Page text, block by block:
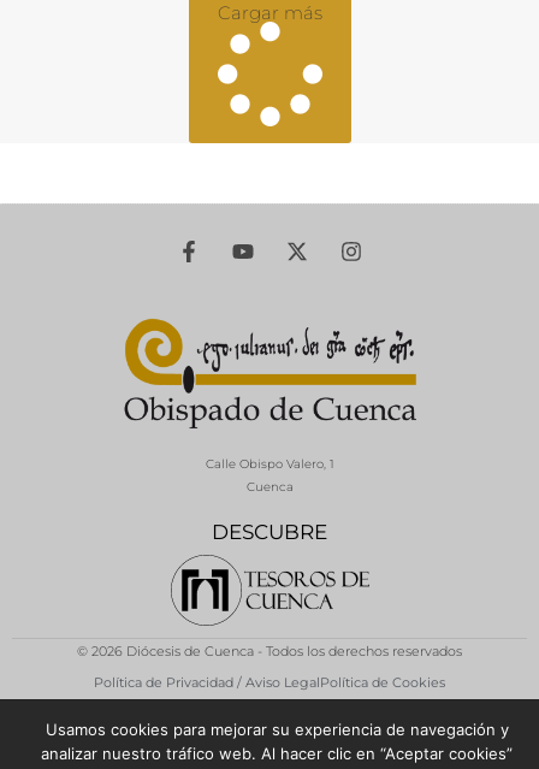
Cargar más
DESCUBRE
Calle Obispo Valero, 1
Cuenca
© 2026 Diócesis de Cuenca - Todos los derechos reservados
Política de Privacidad / Aviso LegalPolítica de Cookies
Usamos cookies para mejorar su experiencia de navegación y
analizar nuestro tráfico web. Al hacer clic en “Aceptar cookies”